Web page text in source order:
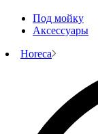
Под мойку
Аксессуары
Horeca